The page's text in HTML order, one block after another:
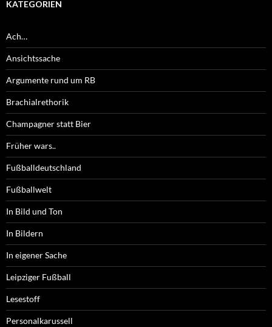
KATEGORIEN
Ach…
Ansichtssache
Argumente rund um RB
Brachialrethorik
Champagner statt Bier
Früher wars..
Fußballdeutschland
Fußballwelt
In Bild und Ton
In Bildern
In eigener Sache
Leipziger Fußball
Lesestoff
Personalkarussell